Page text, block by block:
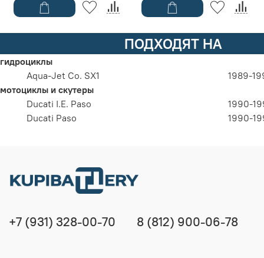
ПОДХОДЯТ НА
гидроциклы
Aqua-Jet Co. SX1
1989-
мотоциклы и скутеры
Ducati I.E. Paso
1990-
Ducati Paso
1990-
+7 (931) 328-00-70 8 (812) 900-06-78